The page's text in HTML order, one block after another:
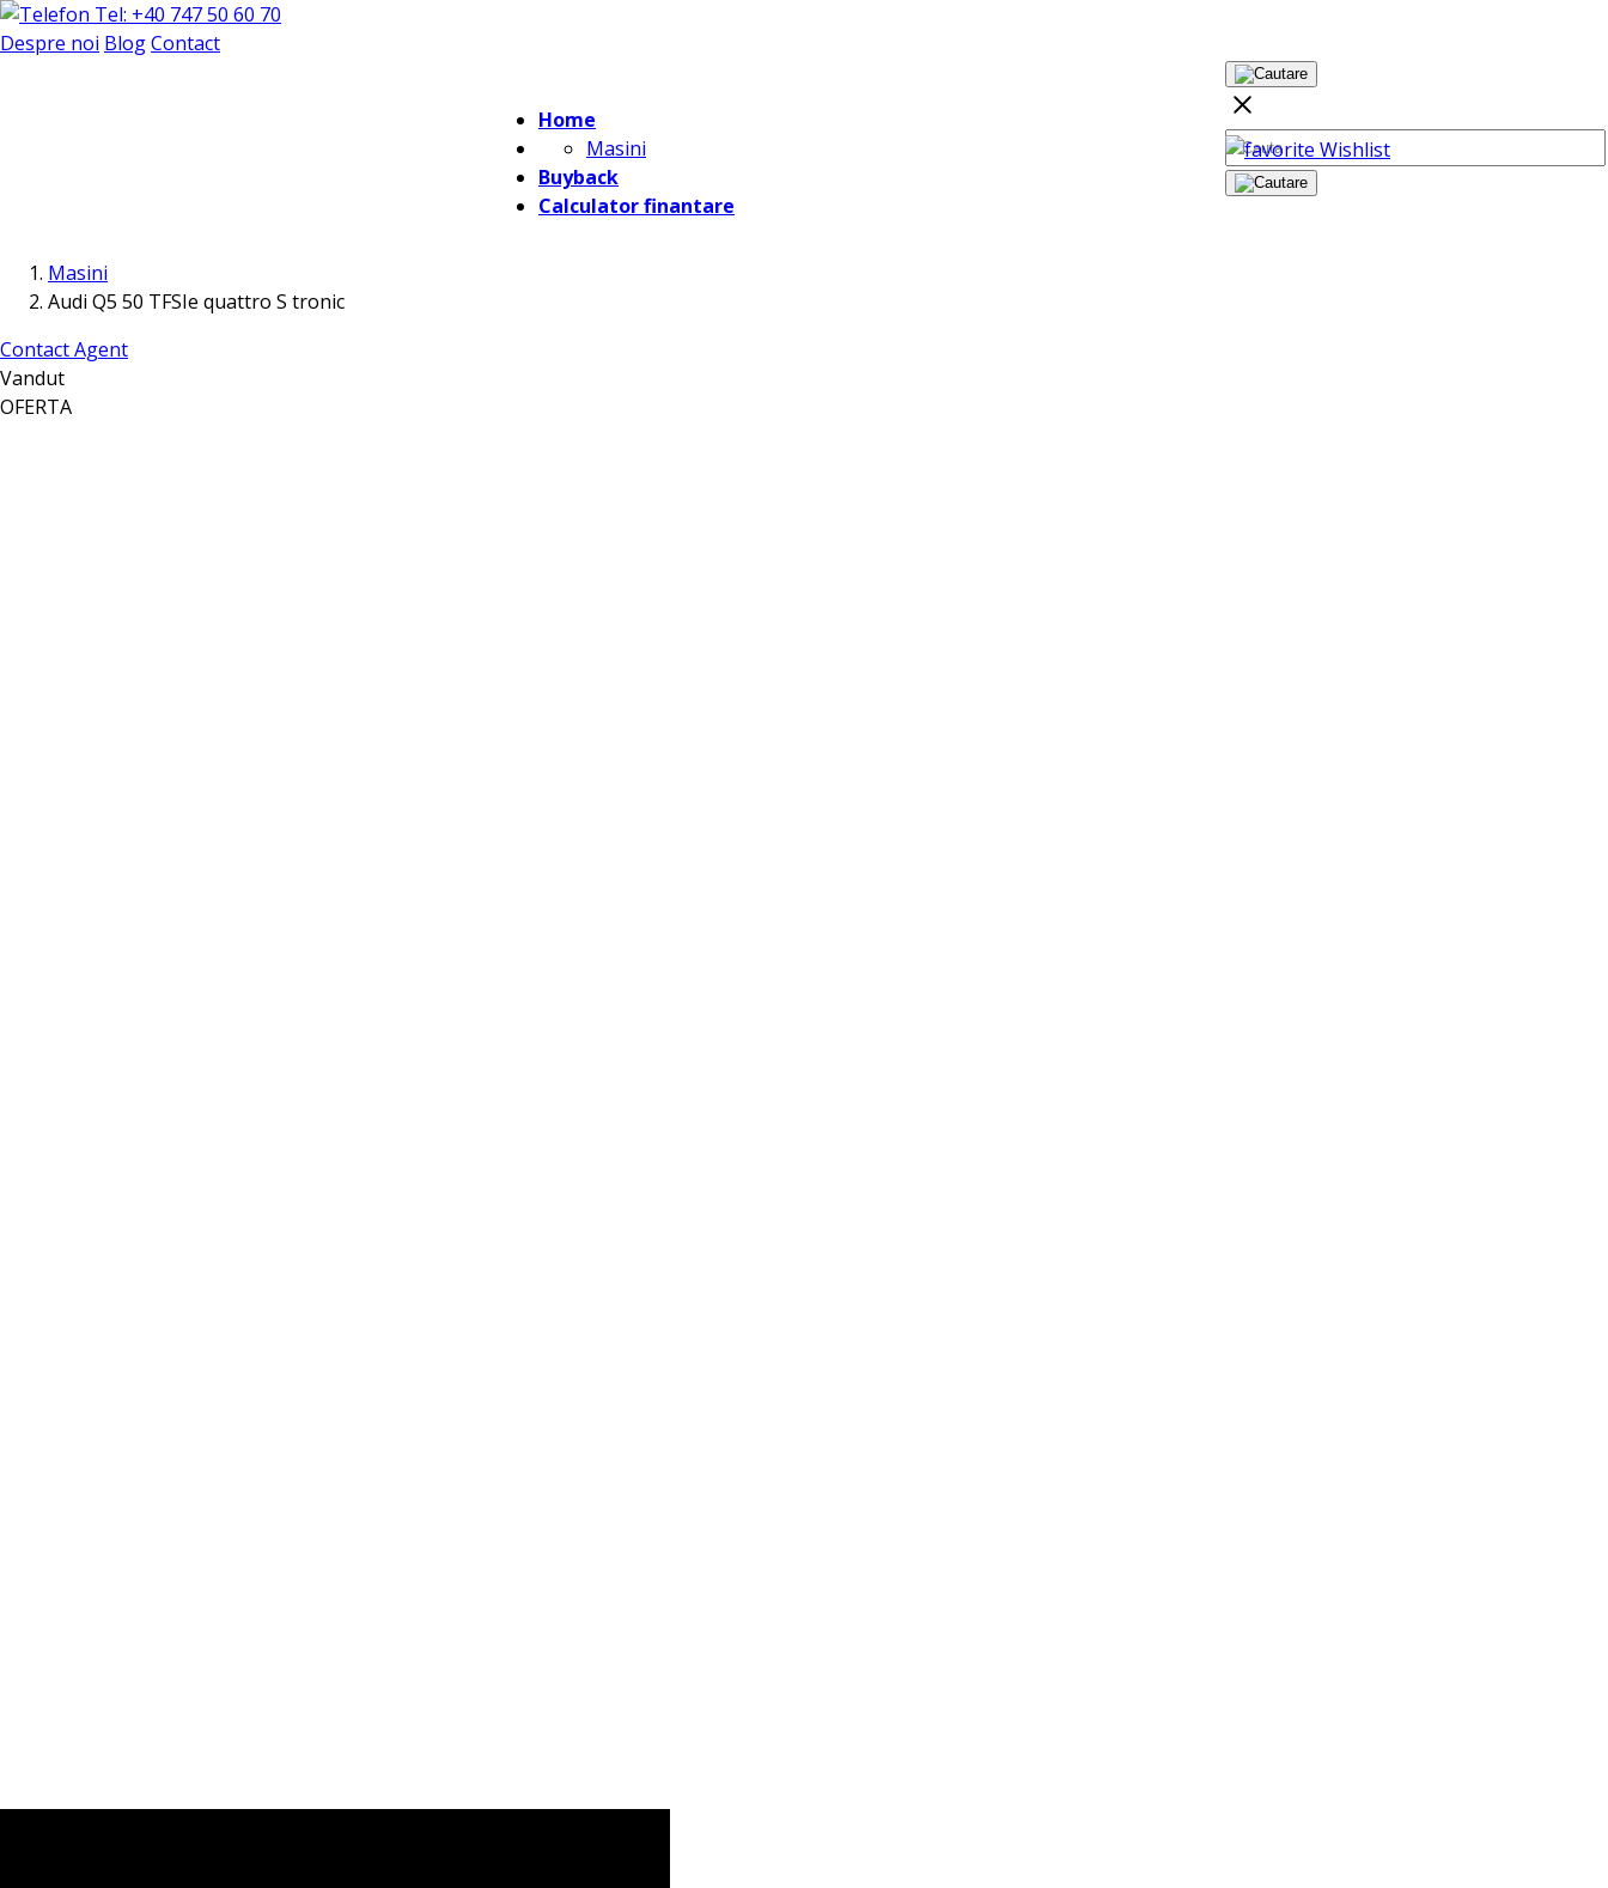
Tel: +40 747 50 60 70
Despre noi BlogContact
Home
Masini
Buyback
Calculator finantare
Wishlist
Masini
Audi Q5 50 TFSIe quattro S tronic
Contact Agent
Vandut
OFERTA